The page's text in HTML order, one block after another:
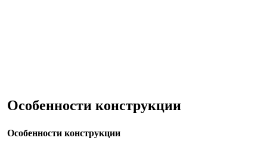
Особенности конструкции
Особенности конструкции